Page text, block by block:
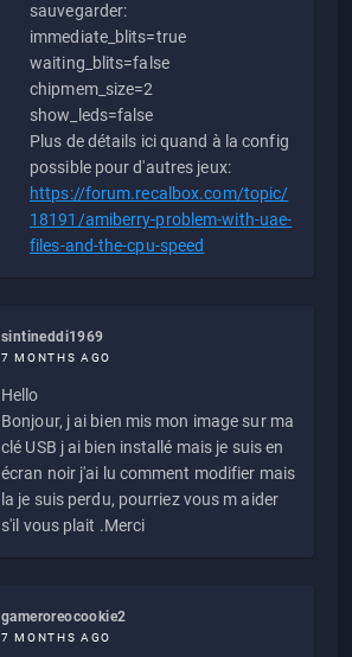
sauvegarder:
immediate_blits=true
waiting_blits=false
chipmem_size=2
show_leds=false
Plus de détails ici quand à la config
possible pour d'autres jeux:
https://forum.recalbox.com/topic/
18191/amiberry-problem-with-uae-
files-and-the-cpu-speed
sintineddi1969
7 MONTHS AGO
Hello
Bonjour, j ai bien mis mon image sur ma
clé USB j ai bien installé mais je suis en
écran noir j'ai lu comment modifier mais
la je suis perdu, pourriez vous m aider
s'il vous plait .Merci
gameroreocookie2
7 MONTHS AGO